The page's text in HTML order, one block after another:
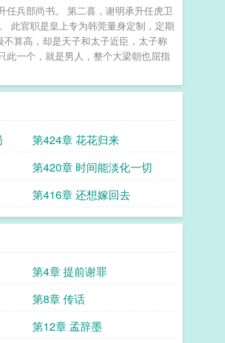
任兵部尚书。 第二喜，谢明承升任虎卫
此官职是皇上专为韩莞量身定制，定期
算高，却是天子和太子近臣，太子称
此一个，就是男人，整个大梁朝也屈指
第424章 花花归来
第420章 时间能淡化一切
第416章 还想嫁回去
第4章 提前谢罪
第8章 传话
第12章 孟辞墨